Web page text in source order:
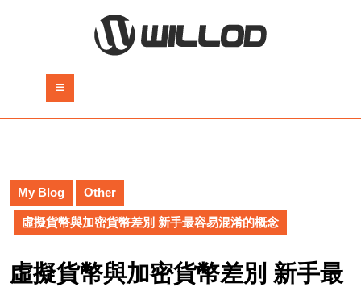
Button
My Blog Other
虛擬貨幣與加密貨幣差別 新手最容易混淆的概念
虛擬貨幣與加密貨幣差別 新手最